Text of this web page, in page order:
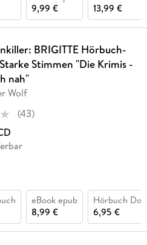
9,99 €
13,99 €
BRIGITTE Hörbuch-
Stimmen "Die Krimis -
nah"
Wolf
(43)
eBook epub
8,99 €
Hörbuch
6,95 €